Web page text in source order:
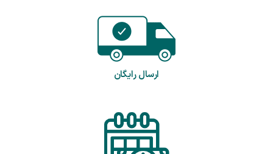
ارسال رایگان